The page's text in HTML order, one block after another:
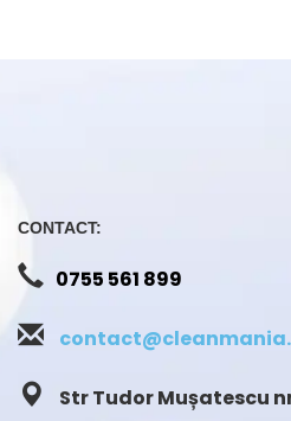
CONTACT:
0755 561 899
Str Tudor Mușatescu